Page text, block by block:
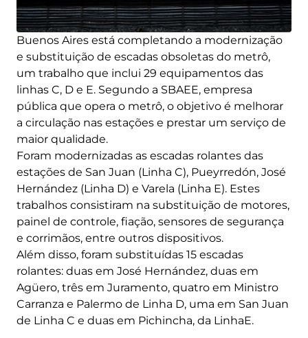
Buenos Aires está completando a modernização
e substituição de escadas obsoletas do metrô,
um trabalho que inclui 29 equipamentos das
linhas C, D e E. Segundo a SBAEE, empresa
pública que opera o metrô, o objetivo é melhorar
a circulação nas estações e prestar um serviço de
maior qualidade.
Foram modernizadas as escadas rolantes das
estações de San Juan (Linha C), Pueyrredón, José
Hernández (Linha D) e Varela (Linha E). Estes
trabalhos consistiram na substituição de motores,
painel de controle, fiação, sensores de segurança
e corrimãos, entre outros dispositivos.
Além disso, foram substituídas 15 escadas
rolantes: duas em José Hernández, duas em
Agüero, três em Juramento, quatro em Ministro
Carranza e Palermo de Linha D, uma em San Juan
de Linha C e duas em Pichincha, da LinhaE.